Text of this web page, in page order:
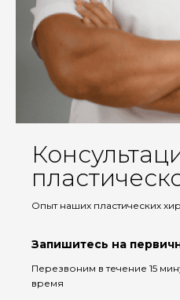
Опыт наших пластических
Запишитесь на
Перезвоним в течение 15
время